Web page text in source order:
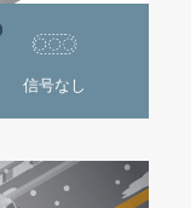
信号なし